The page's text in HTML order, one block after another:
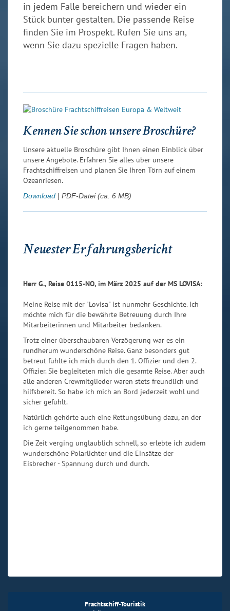
in jedem Falle bereichern und wieder ein
Stück bunter gestalten. Die passende Reise
finden Sie im Prospekt. Rufen Sie uns an,
wenn Sie dazu spezielle Fragen haben.
Kennen Sie schon unsere Broschüre?
Unsere aktuelle Broschüre gibt Ihnen einen Einblick über
unsere Angebote. Erfahren Sie alles über unsere
Frachtschiffreisen und planen Sie Ihren Törn auf einem
Ozeanriesen.
Download | PDF-Datei (ca. 6 MB)
Neuester Erfahrungsbericht
Herr G., Reise 0115-NO, im März 2025 auf der MS LOVISA:
Meine Reise mit der "Lovisa" ist nunmehr Geschichte. Ich
möchte mich für die bewährte Betreuung durch Ihre
Mitarbeiterinnen und Mitarbeiter bedanken.
Trotz einer überschaubaren Verzögerung war es ein
rundherum wunderschöne Reise. Ganz besonders gut
betreut fühlte ich mich durch den 1. Offizier und den 2.
Offizier. Sie begleiteten mich die gesamte Reise. Aber auch
alle anderen Crewmitglieder waren stets freundlich und
hilfsbereit. So habe ich mich an Bord jederzeit wohl und
sicher gefühlt.
Natürlich gehörte auch eine Rettungsübung dazu, an der
ich gerne teilgenommen habe.
Die Zeit verging unglaublich schnell, so erlebte ich zudem
wunderschöne Polarlichter und die Einsätze der
Eisbrecher - Spannung durch und durch.
Frachtschiff-Touristik